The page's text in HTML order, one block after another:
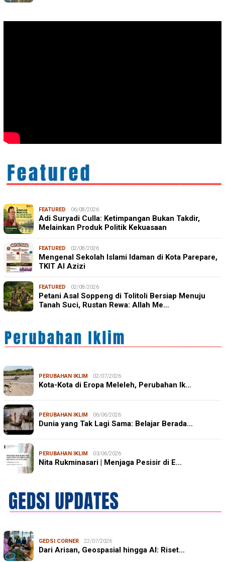
FEATURED 06/08/2026
Adi Suryadi Culla: Ketimpangan Bukan Takdir,
Melainkan Produk Politik Kekuasaan
FEATURED 02/08/2026
Mengenal Sekolah Islami Idaman di Kota Parepare,
TKIT Al Azizi
FEATURED 02/08/2026
Petani Asal Soppeng di Tolitoli Bersiap Menuju
Tanah Suci, Rustan Rewa: Allah Me…
PERUBAHAN IKLIM 02/07/2026
Kota-Kota di Eropa Meleleh, Perubahan Ik…
PERUBAHAN IKLIM 06/06/2026
Dunia yang Tak Lagi Sama: Belajar Berada…
PERUBAHAN IKLIM 03/06/2026
Nita Rukminasari | Menjaga Pesisir di E…
GEDSI CORNER 22/07/2026
Dari Arisan, Geospasial hingga AI: Riset…